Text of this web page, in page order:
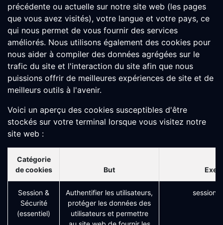
précédente ou actuelle sur notre site web (les pages
que vous avez visités), votre langue et votre pays, ce
qui nous permet de vous fournir des services
améliorés. Nous utilisons également des cookies pour
nous aider à compiler des données agrégées sur le
trafic du site et l'interaction du site afin que nous
puissions offrir de meilleures expériences de site et de
meilleurs outils à l'avenir.
Voici un aperçu des cookies susceptibles d'être
stockés sur votre terminal lorsque vous visitez notre
site web :
Catégorie
de cookies
But
Session &
Sécurité
(essentiel)
Authentifier les utilisateurs,
protéger les données des
utilisateurs et permettre